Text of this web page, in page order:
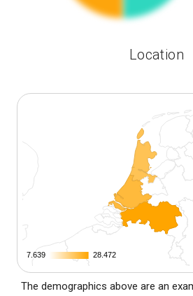
Location
7.639
7.639 28.472
28.472
The demographics above are an